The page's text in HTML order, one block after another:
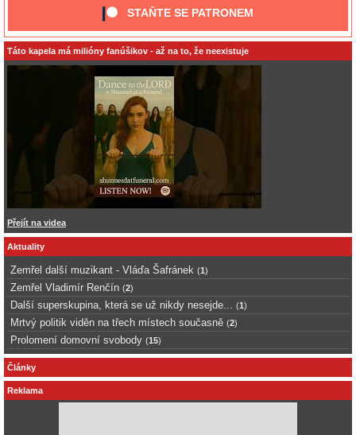
STAŇTE SE PATRONEM
Táto kapela má milióny fanúšikov - až na to, že neexistuje
Přejít na videa
Aktuality
Zemřel další muzikant - Vláďa Šafránek (1)
Zemřel Vladimír Renčín (2)
Další superskupina, která se už nikdy nesejde... (1)
Mrtvý politik viděn na třech místech současně (2)
Prolomení domovní svobody (15)
Články
Reklama